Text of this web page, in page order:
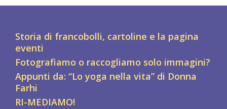
Storia di francobolli, cartoline e la pagina
eventi
Fotografiamo o raccogliamo solo immagini?
Appunti da: “Lo yoga nella vita” di Donna
Farhi
RI-MEDIAMO!